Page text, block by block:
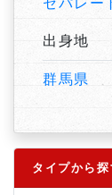
出身地
群馬県
タイプから探